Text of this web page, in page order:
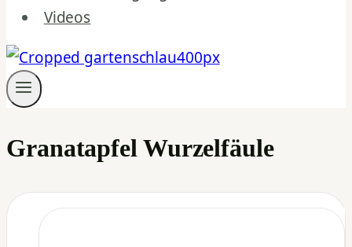
Videos
Granatapfel Wurzelfäule